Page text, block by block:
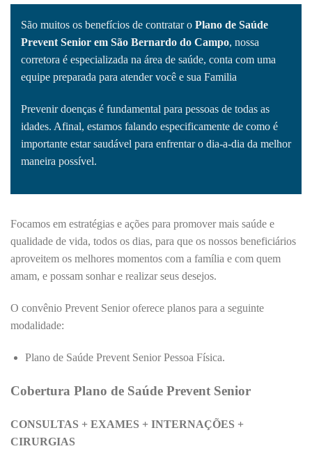
São muitos os benefícios de contratar o Plano de Saúde
Prevent Senior em São Bernardo do Campo, nossa
corretora é especializada na área de saúde, conta com uma
equipe preparada para atender você e sua Familia
Prevenir doenças é fundamental para pessoas de todas as
idades. Afinal, estamos falando especificamente de como é
importante estar saudável para enfrentar o dia-a-dia da melhor
maneira possível.
Focamos em estratégias e ações para promover mais saúde e
qualidade de vida, todos os dias, para que os nossos beneficiários
aproveitem os melhores momentos com a família e com quem
amam, e possam sonhar e realizar seus desejos.
O convênio Prevent Senior oferece planos para a seguinte
modalidade:
Plano de Saúde Prevent Senior Pessoa Física.
Cobertura Plano de Saúde Prevent Senior
CONSULTAS + EXAMES + INTERNAÇÕES +
CIRURGIAS